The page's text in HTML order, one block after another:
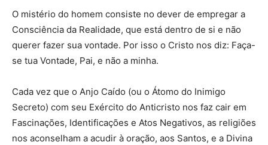
O mistério do homem consiste no dever de empregar a
Consciência da Realidade, que está dentro de si e não
querer fazer sua vontade. Por isso o Cristo nos diz: Faça-
se tua Vontade, Pai, e não a minha.
Cada vez que o Anjo Caído (ou o Átomo do Inimigo
Secreto) com seu Exército do Anticristo nos faz cair em
Fascinações, Identificações e Atos Negativos, as religiões
nos aconselham a acudir à oração, aos Santos, e a Divina